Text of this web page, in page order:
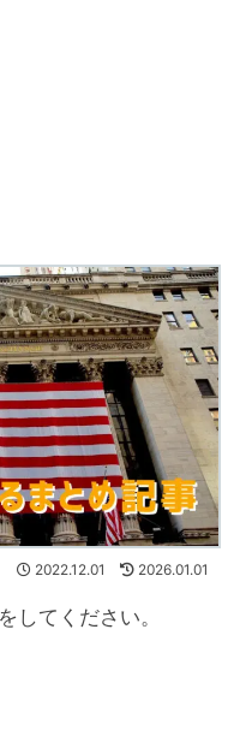
2022.12.01 2026.01.01
してください。